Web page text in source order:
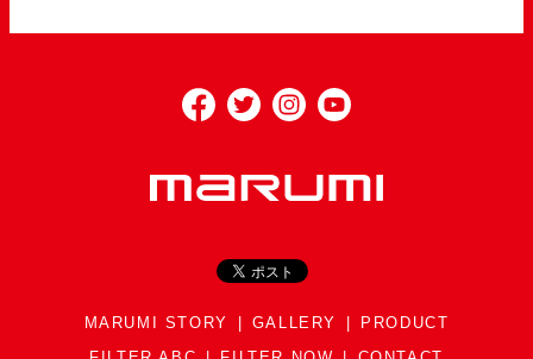
MARUMI STORY GALLERY
PRODUCT